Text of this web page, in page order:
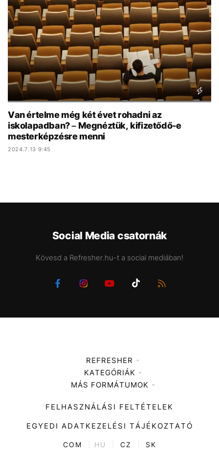
KÖZÉLET UTAZÁS
ÉLETMÓD DESIGN
BESZÉLGETÉSEK ARCOK
VIDEÓ TÖRTÉNETEK
GASZTRO
Van értelme még két évet rohadni az
iskolapadban? – Megnéztük, kifizetődő-e
mesterképzésre menni
2024.7.13 9:45
Social Media csatornák
Kövesd a Refresher.hu-t a social mediában!
REFRESHER
Médiaajánlat
KATEGÓRIÁK
Zene
Divat
Kultúra
ENTR
MÁS FORMÁTUMOK
FELHASZNÁLÁSI FELTÉTELEK
EGYEDI ADATKEZELÉSI TÁJÉKOZTATÓ
COM HU CZ SK